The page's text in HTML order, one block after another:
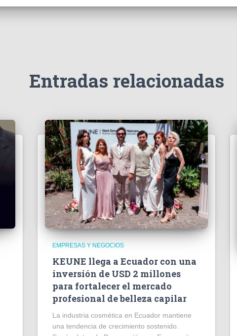
Entradas relacionadas
EMPRESAS Y NEGOCIOS
KEUNE llega a Ecuador con una
inversión de USD 2 millones
para fortalecer el mercado
profesional de belleza capilar
La industria cosmética en Ecuador mantiene
una tendencia de crecimiento sostenido.